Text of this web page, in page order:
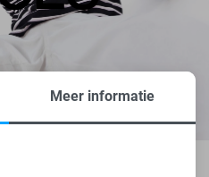
Meer informatie